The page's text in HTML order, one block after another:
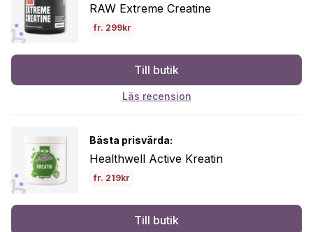
RAW Extreme Creatine
fr. 299kr
Till butik
Läs recension
Bästa prisvärda:
Healthwell Active Kreatin
fr. 219kr
Till butik